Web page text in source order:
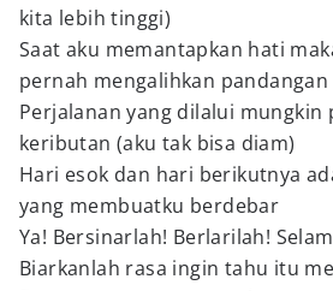
kita lebih tinggi)
Saat aku memantapkan hati
pernah mengalihkan pandangan
Perjalanan yang dilalui mungkin
keributan (aku tak bisa diam)
Hari esok dan hari berikutnya
yang membuatku berdebar
Ya! Bersinarlah! Berlarilah!
Biarkanlah rasa ingin tahu itu